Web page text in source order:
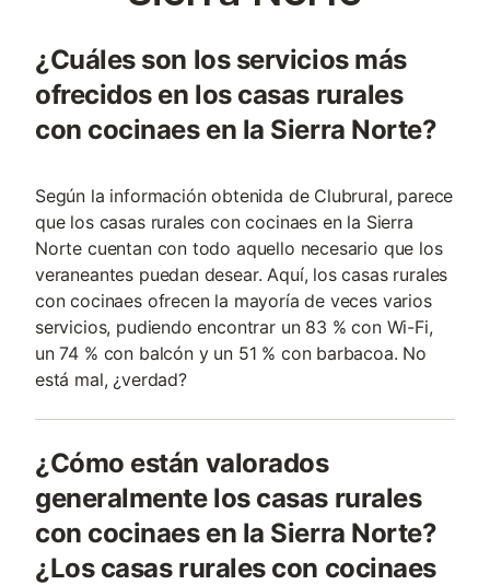
¿Cuáles son los servicios más
ofrecidos en los casas rurales
con cocinaes en la Sierra Norte?
Según la información obtenida de Clubrural, parece
que los casas rurales con cocinaes en la Sierra
Norte cuentan con todo aquello necesario que los
veraneantes puedan desear. Aquí, los casas rurales
con cocinaes ofrecen la mayoría de veces varios
servicios, pudiendo encontrar un 83 % con Wi-Fi,
un 74 % con balcón y un 51 % con barbacoa. No
está mal, ¿verdad?
¿Cómo están valorados
generalmente los casas rurales
con cocinaes en la Sierra Norte?
¿Los casas rurales con cocinaes